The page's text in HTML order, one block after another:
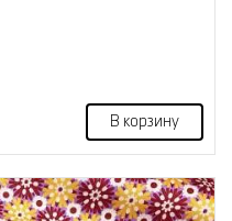
В корзину